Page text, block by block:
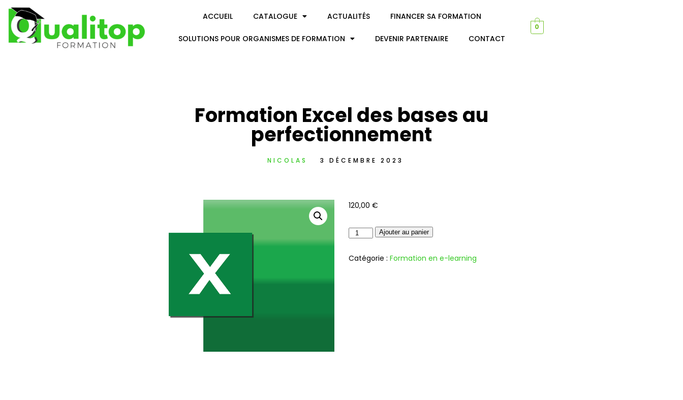
ACCUEIL CATALOGUE ACTUALITÉS FINANCER SA FORMATION
SOLUTIONS POUR ORGANISMES DE FORMATION DEVENIR PARTENAIRE CONTACT
0
Formation Excel des bases au
perfectionnement
NICOLAS 3 DÉCEMBRE 2023
120,00 €
Ajouter au panier
Catégorie : Formation en e-learning